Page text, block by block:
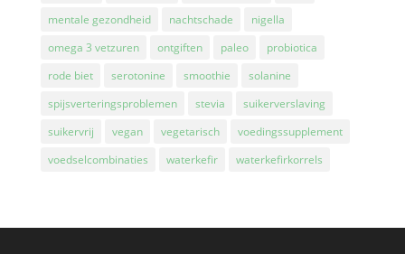
mentale gezondheid
nachtschade
nigella
omega 3 vetzuren
ontgiften paleo
probiotica
rode biet
serotonine smoothie
solanine
spijsverteringsproblemen
stevia
suikerverslaving
suikervrij
vegan vegetarisch
voedingssupplement
voedselcombinaties
waterkefir waterkefirkorrels